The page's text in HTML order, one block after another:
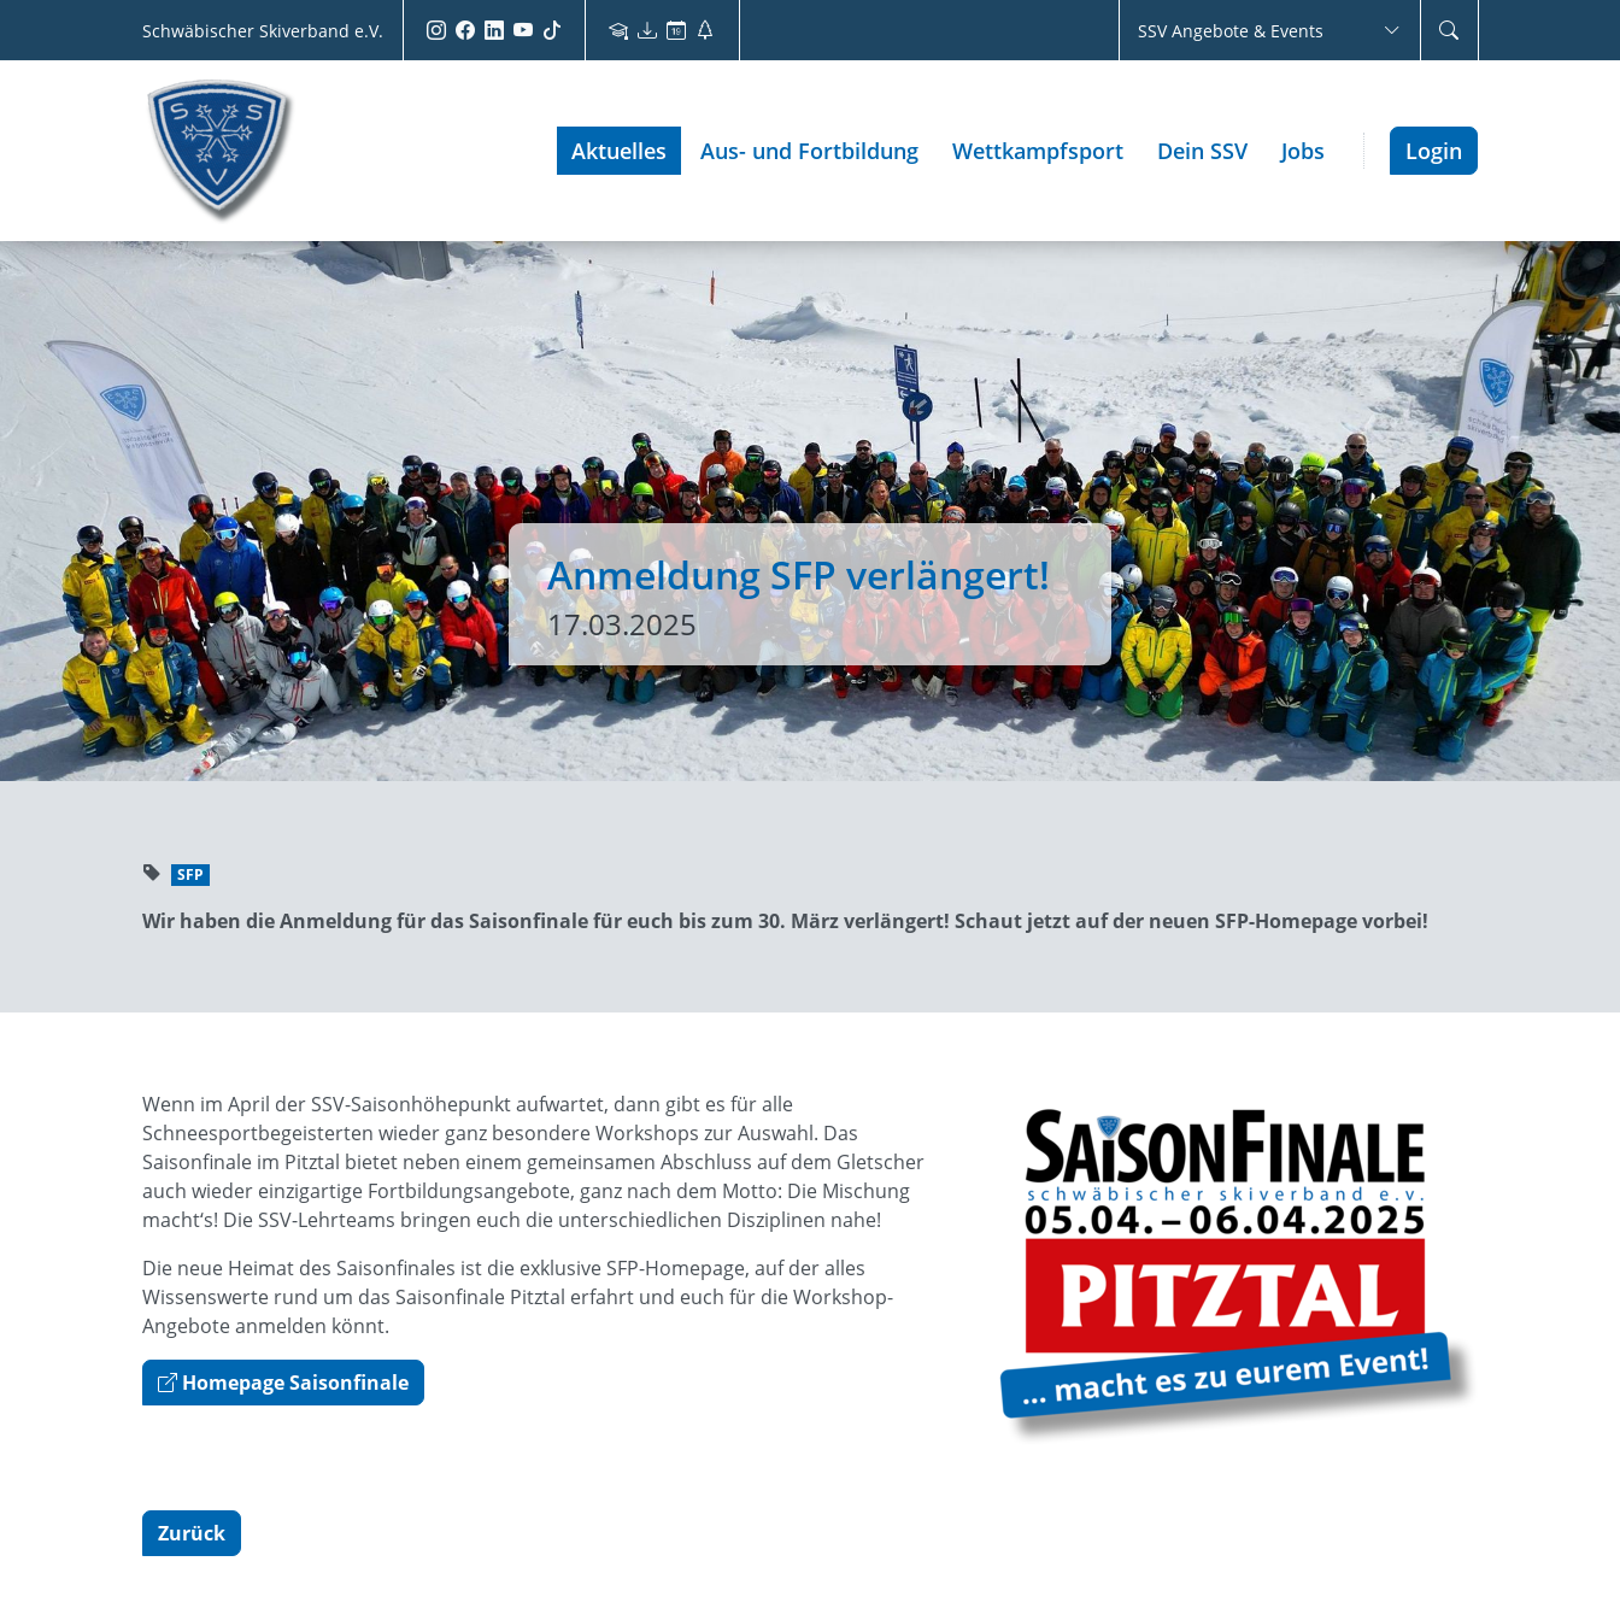
Schwäbischer Skiverband e.V. SSV Angebote & Events
Aktuelles Aus- und Fortbildung Wettkampfsport Dein SSV Jobs Login
Anmeldung SFP verlängert!
17.03.2025
SFP
Wir haben die Anmeldung für das Saisonfinale für euch bis zum 30. März verlängert! Schaut jetzt auf der neuen SFP-Homepage vorbei!
Wenn im April der SSV-Saisonhöhepunkt aufwartet, dann gibt es für alle
Schneesportbegeisterten wieder ganz besondere Workshops zur Auswahl. Das
Saisonfinale im Pitztal bietet neben einem gemeinsamen Abschluss auf dem Gletscher
auch wieder einzigartige Fortbildungsangebote, ganz nach dem Motto: Die Mischung
macht‘s! Die SSV-Lehrteams bringen euch die unterschiedlichen Disziplinen nahe!
Die neue Heimat des Saisonfinales ist die exklusive SFP-Homepage, auf der alles
Wissenswerte rund um das Saisonfinale Pitztal erfahrt und euch für die Workshop-
Angebote anmelden könnt.
Homepage Saisonfinale
Zurück